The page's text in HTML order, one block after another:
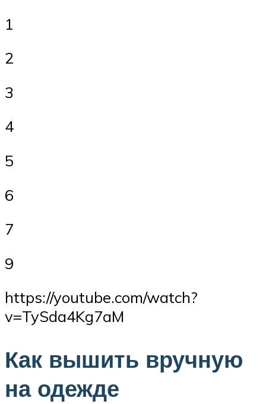
1
2
3
4
5
6
7
9
https://youtube.com/watch?
v=TySda4Kg7aM
Как вышить вручную
на одежде